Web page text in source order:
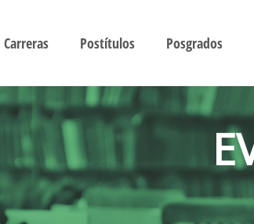
Carreras Postítulos Posgrados